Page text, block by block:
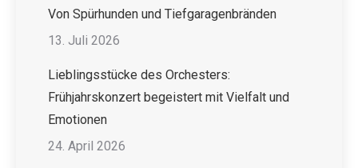
Von Spürhunden und Tiefgaragenbränden
13. Juli 2026
Lieblingsstücke des Orchesters:
Frühjahrskonzert begeistert mit Vielfalt und
Emotionen
24. April 2026